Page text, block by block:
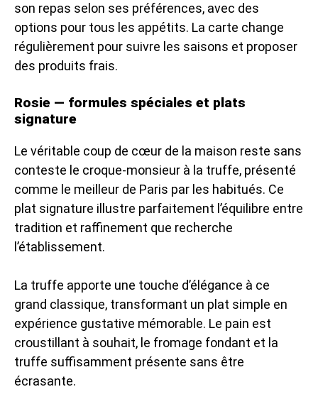
son repas selon ses préférences, avec des
options pour tous les appétits. La carte change
régulièrement pour suivre les saisons et proposer
des produits frais.
Rosie — formules spéciales et plats
signature
Le véritable coup de cœur de la maison reste sans
conteste le croque-monsieur à la truffe, présenté
comme le meilleur de Paris par les habitués. Ce
plat signature illustre parfaitement l’équilibre entre
tradition et raffinement que recherche
l’établissement.
La truffe apporte une touche d’élégance à ce
grand classique, transformant un plat simple en
expérience gustative mémorable. Le pain est
croustillant à souhait, le fromage fondant et la
truffe suffisamment présente sans être
écrasante.